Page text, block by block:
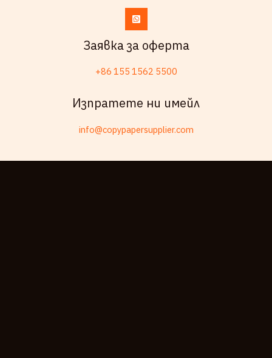
Заявка за оферта
+86 155 1562 5500
Изпратете ни имейл
info@copypapersupplier.com
Friulian
Chinese (Hong Kong)
Chinese (China)
Spanish (Dominican Republic)